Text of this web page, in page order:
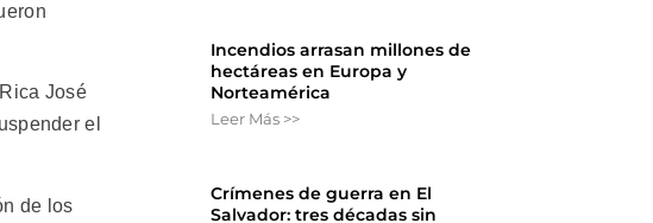
José
el
de los
Incendios arrasan millones de
hectáreas en Europa y
Norteamérica
Leer Más >>
Crímenes de guerra en El
Salvador: tres décadas sin